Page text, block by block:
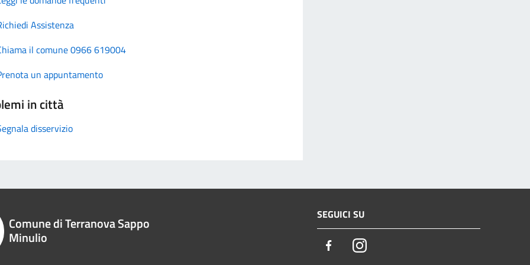
Assistenza
il comune 0966 619004
un appuntamento
in città
disservizio
Comune di Terranova Sappo
Minulio
SEGUICI SU
FacebookInstagram